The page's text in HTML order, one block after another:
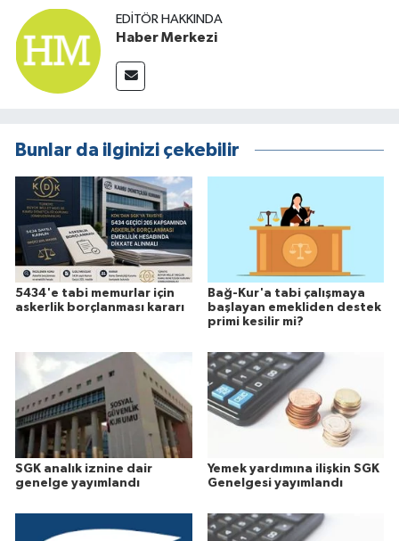
EDITÖR HAKKINDA
Haber Merkezi
Bunlar da ilginizi çekebilir
5434'e tabi memurlar için
askerlik borçlanması kararı
Bağ-Kur'a tabi çalışmaya
başlayan emekliden destek
primi kesilir mi?
SGK analık iznine dair
genelge yayımlandı
Yemek yardımına ilişkin SGK
Genelgesi yayımlandı